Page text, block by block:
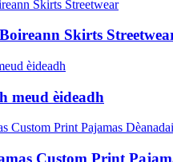
Skirts
meud èideadh
Custom Print